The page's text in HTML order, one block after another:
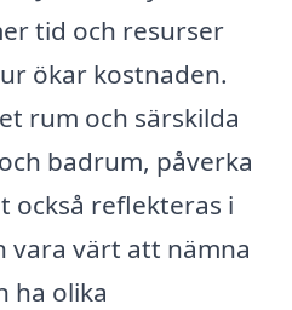
tid och resurser
ökar kostnaden.
rum och särskilda
badrum, påverka
också reflekteras i
vara värt att nämna
ha olika